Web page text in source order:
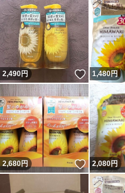
2,490円 いいね！
1,480円
2,680円 いいね！
2,080円